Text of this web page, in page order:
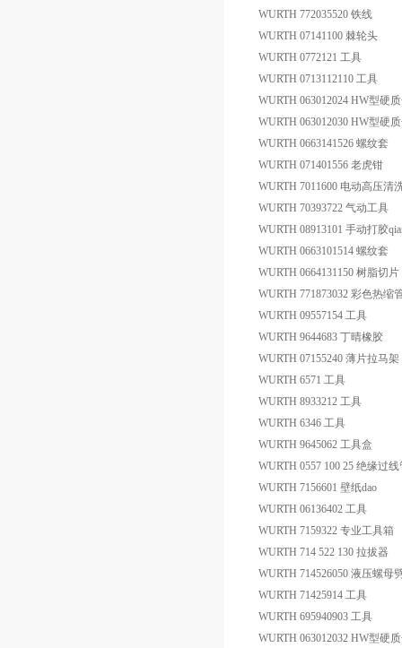
WURTH 772035520 铁线
WURTH 07141100 棘轮头
WURTH 0772121 工具
WURTH 0713112110 工具
WURTH 063012024 HW型硬
WURTH 063012030 HW型硬
WURTH 0663141526 螺纹套
WURTH 071401556 老虎钳
WURTH 7011600 电动高压清
WURTH 70393722 气动工具
WURTH 08913101 手动打胶
WURTH 0663101514 螺纹套
WURTH 0664131150 树脂切片
WURTH 771873032 彩色热缩
WURTH 09557154 工具
WURTH 9644683 丁晴橡胶
WURTH 07155240 薄片拉马架
WURTH 6571 工具
WURTH 8933212 工具
WURTH 6346 工具
WURTH 9645062 工具盒
WURTH 0557 100 25 绝缘过线
WURTH 7156601 壁纸dao
WURTH 06136402 工具
WURTH 7159322 专业工具箱
WURTH 714 522 130 拉拔器
WURTH 714526050 液压螺母
WURTH 71425914 工具
WURTH 695940903 工具
WURTH 063012032 HW型硬